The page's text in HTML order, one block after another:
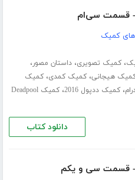
کمیک
،کمیک تصویری،داستان مصور،
هیجانی،کمیک کمدی،کمیک
،کمیک ددپول 2016 ،
کمیک Deadpool
دانلود کتاب